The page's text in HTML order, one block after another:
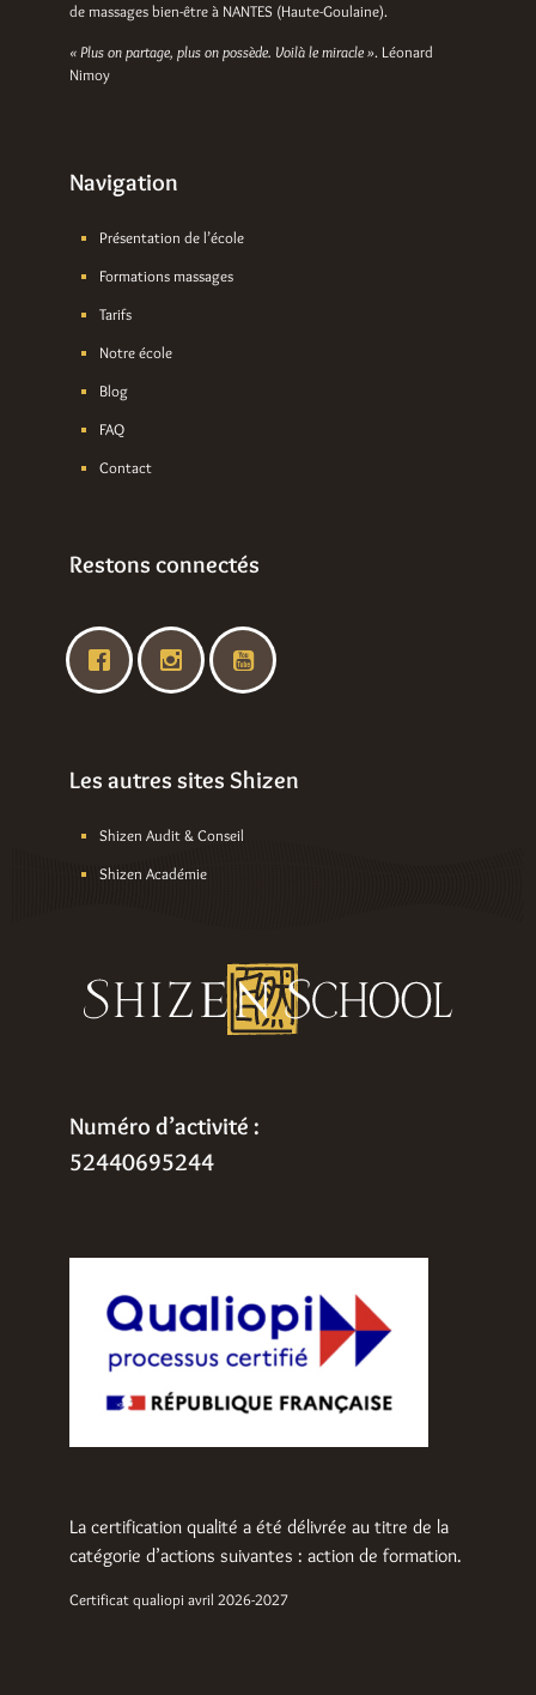
de massages bien-être à NANTES (Haute-Goulaine).
« Plus on partage, plus on possède. Voilà le miracle ». Léonard
Nimoy
Navigation
Présentation de l’école
Formations massages
Tarifs
Notre école
Blog
FAQ
Contact
Restons connectés
Les autres sites Shizen
Shizen Audit & Conseil
Shizen Académie
Numéro d’activité :
52440695244
La certification qualité a été délivrée au titre de la
catégorie d’actions suivantes : action de formation.
Certificat qualiopi avril 2026-2027